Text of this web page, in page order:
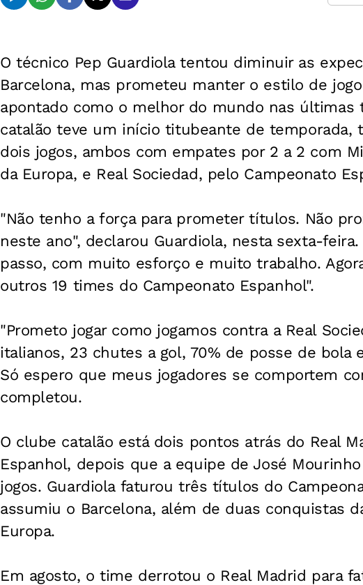
O técnico Pep Guardiola tentou diminuir as
Barcelona, mas prometeu manter o estilo de
apontado como o melhor do mundo nas últimas
catalão teve um início titubeante de temporada,
dois jogos, ambos com empates por 2 a 2 com
da Europa, e Real Sociedad, pelo Campeonato
"Não tenho a força para prometer títulos. Não
neste ano", declarou Guardiola, nesta sexta-
passo, com muito esforço e muito trabalho.
outros 19 times do Campeonato Espanhol".
"Prometo jogar como jogamos contra a Real
italianos, 23 chutes a gol, 70% de posse de bola
Só espero que meus jogadores se comportem
completou.
O clube catalão está dois pontos atrás do Real
Espanhol, depois que a equipe de José
jogos. Guardiola faturou três títulos do
assumiu o Barcelona, além de duas conquistas
Europa.
Em agosto, o time derrotou o Real Madrid para